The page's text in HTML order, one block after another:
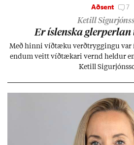
Aðsent 7
Ketill
Er ís­lenska
Með hinni víð­tæku verð­trygg­ingu var
end­um veitt víð­tæk­ari vernd held­ur
Ketill